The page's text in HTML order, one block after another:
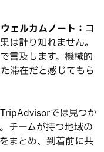
ェルカムノート： コ
は計り知れません。
言及します。機械的
滞在だと感じてもら
TripAdvisorでは見つか
チームが持つ地域の
まとめ、到着前に共